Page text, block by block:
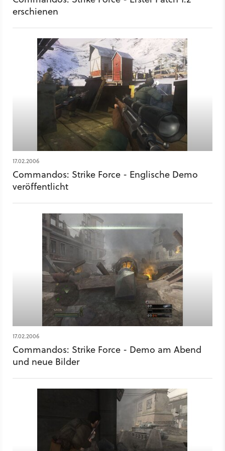
erschienen
17.02.2006
Commandos: Strike Force - Englische Demo
veröffentlicht
17.02.2006
Commandos: Strike Force - Demo am Abend
und neue Bilder